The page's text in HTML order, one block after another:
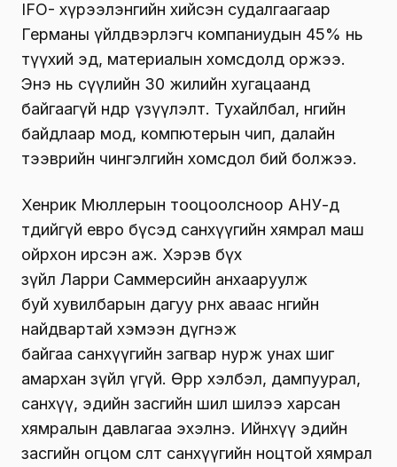
IFO- хүрээлэнгийн хийсэн судалгаагаар
Германы үйлдвэрлэгч компаниудын 45% нь
түүхий эд, материалын хомсдолд оржээ.
Энэ нь сүүлийн 30 жилийн хугацаанд
байгаагүй өндөр үзүүлэлт. Тухайлбал, өнөөгийн
байдлаар мод, компютерын чип, далайн
тээврийн чингэлгийн хомсдол бий болжээ.
Хенрик Мюллерын тооцоолсноор АНУ-д
төдийгүй евро бүсэд санхүүгийн хямрал маш
ойрхон ирсэн аж. Хэрэв бүх
зүйл Ларри Саммерсийн анхааруулж
буй хувилбарын дагуу өрнөх аваас өнөөгийн
найдвартай хэмээн дүгнэж
байгаа санхүүгийн загвар нурж унах шиг
амархан зүйл үгүй. Өөрөөр хэлбэл, дампуурал,
санхүү, эдийн засгийн шил шилээ харсан
хямралын давлагаа эхэлнэ. Ийнхүү эдийн
засгийн огцом өсөлт санхүүгийн ноцтой хямрал